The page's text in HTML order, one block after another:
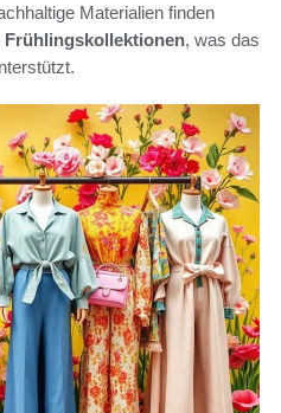
Materialien finden
Frühlingskollektionen, was das